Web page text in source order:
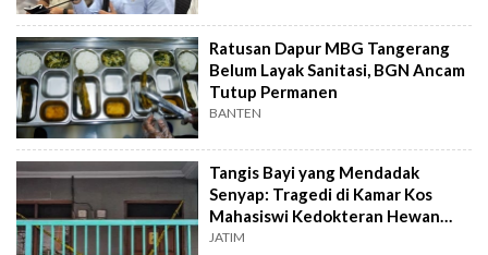
Ratusan Dapur MBG Tangerang
Belum Layak Sanitasi, BGN Ancam
Tutup Permanen
BANTEN
Tangis Bayi yang Mendadak
Senyap: Tragedi di Kamar Kos
Mahasiswi Kedokteran Hewan
Surabaya
JATIM